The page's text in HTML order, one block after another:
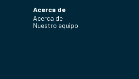
Acerca de
Acerca de
Nuestro equipo